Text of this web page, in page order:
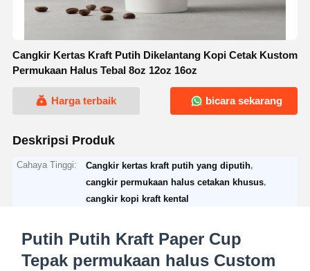
Cangkir Kertas Kraft Putih Dikelantang Kopi Cetak Kustom
Permukaan Halus Tebal 8oz 12oz 16oz
Harga terbaik bicara sekarang
Deskripsi Produk
Cahaya Tinggi: Cangkir kertas kraft putih yang diputih
cangkir permukaan halus cetakan khusus
cangkir kopi kraft kental
Putih Putih Kraft Paper Cup
Tepak permukaan halus Custom